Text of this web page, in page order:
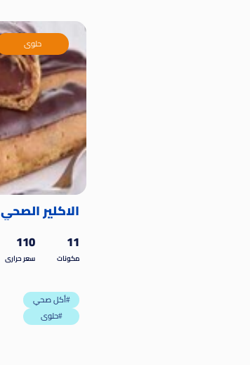
حلوى
الاكلير الصحي
11
مكونات
110
سعر حرارى
أكل صحي#
حلوى#